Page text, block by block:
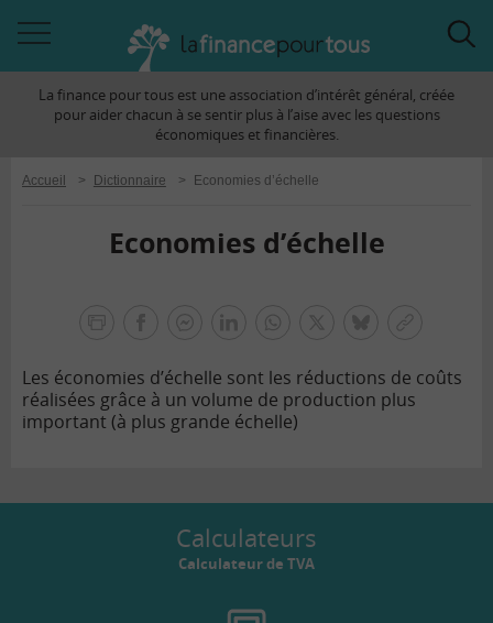
àLa finance pour tous est une association d’intérêt général, créée
pour aider chacun à se sentir plus à l’aise avec les questions
économiques et financières.
Accueil > Dictionnaire > Economies d’échelle
Economies d’échelle
lien
Les économies d’échelle sont les réductions de coûts
réalisées grâce à un volume de production plus
important (à plus grande échelle)
Calculateurs
Calculateur de TVA